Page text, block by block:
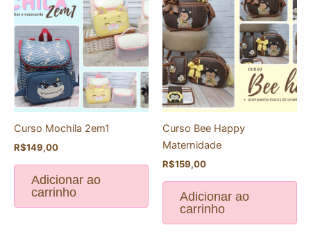
Curso Mochila 2em1
R$149,00
Adicionar ao
carrinho
Curso Bee Happy
Maternidade
R$159,00
Adicionar ao
carrinho